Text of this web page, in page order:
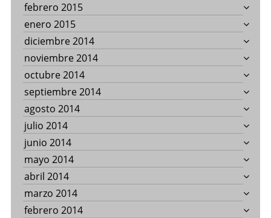
febrero 2015
enero 2015
diciembre 2014
noviembre 2014
octubre 2014
septiembre 2014
agosto 2014
julio 2014
junio 2014
mayo 2014
abril 2014
marzo 2014
febrero 2014